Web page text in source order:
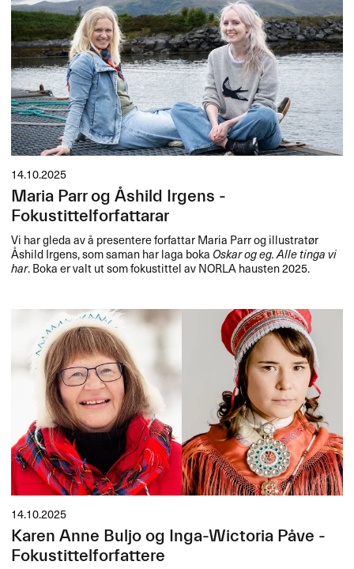
14.10.2025
Maria Parr og Åshild Irgens -
Fokustittelforfattarar
Vi har gleda av å presentere forfattar Maria Parr og illustratør
Åshild Irgens, som saman har laga boka Oskar og eg. Alle tinga vi
har. Boka er valt ut som fokustittel avNORLAhausten 2025.
14.10.2025
Karen Anne Buljo og Inga-Wictoria Påve -
Fokustittelforfattere